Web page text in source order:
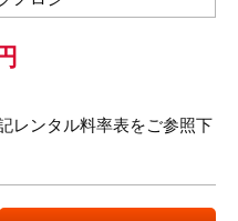
レンタル料率表をご参照下